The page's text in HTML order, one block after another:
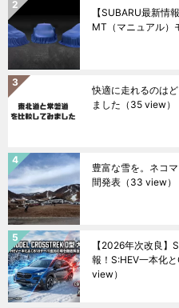
【SUBARU最新情
MT（マニュアル）
快適に走れるのは
ました （35 view）
豊富な雪を。ネコ
間発表 （33 view）
【2026年次改良】
報！S:HEV一本化
view）